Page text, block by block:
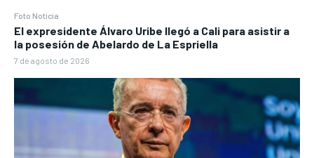
Foto Noticia
El expresidente Álvaro Uribe llegó a Cali para asistir a
la posesión de Abelardo de La Espriella
7 de agosto de 2026